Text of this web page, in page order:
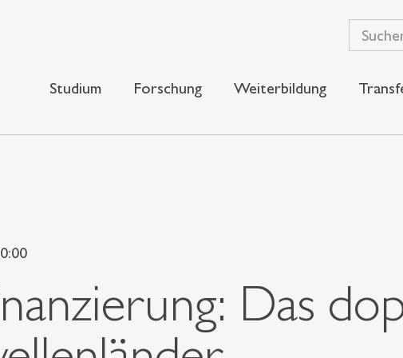
Studium Forschung Weiterbildung
Das